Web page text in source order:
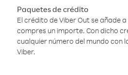
Paquetes de crédito
El crédito de Viber Out se añade
compres un importe. Con dicho
cualquier número del mundo con
Viber.